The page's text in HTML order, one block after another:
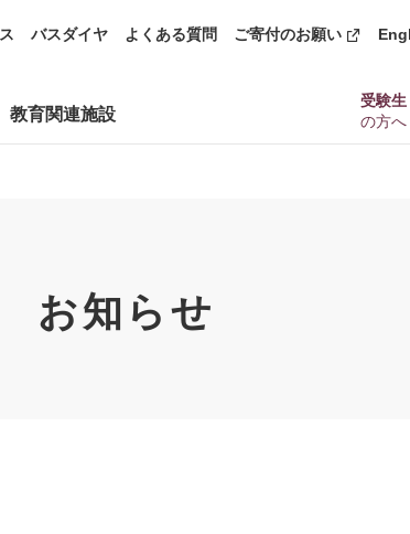
バスダイヤ よくある質問 ご寄付のお願い
新
ィ
ン
ド
ウ
教育関連施設
受験生
の方へ
お知らせ